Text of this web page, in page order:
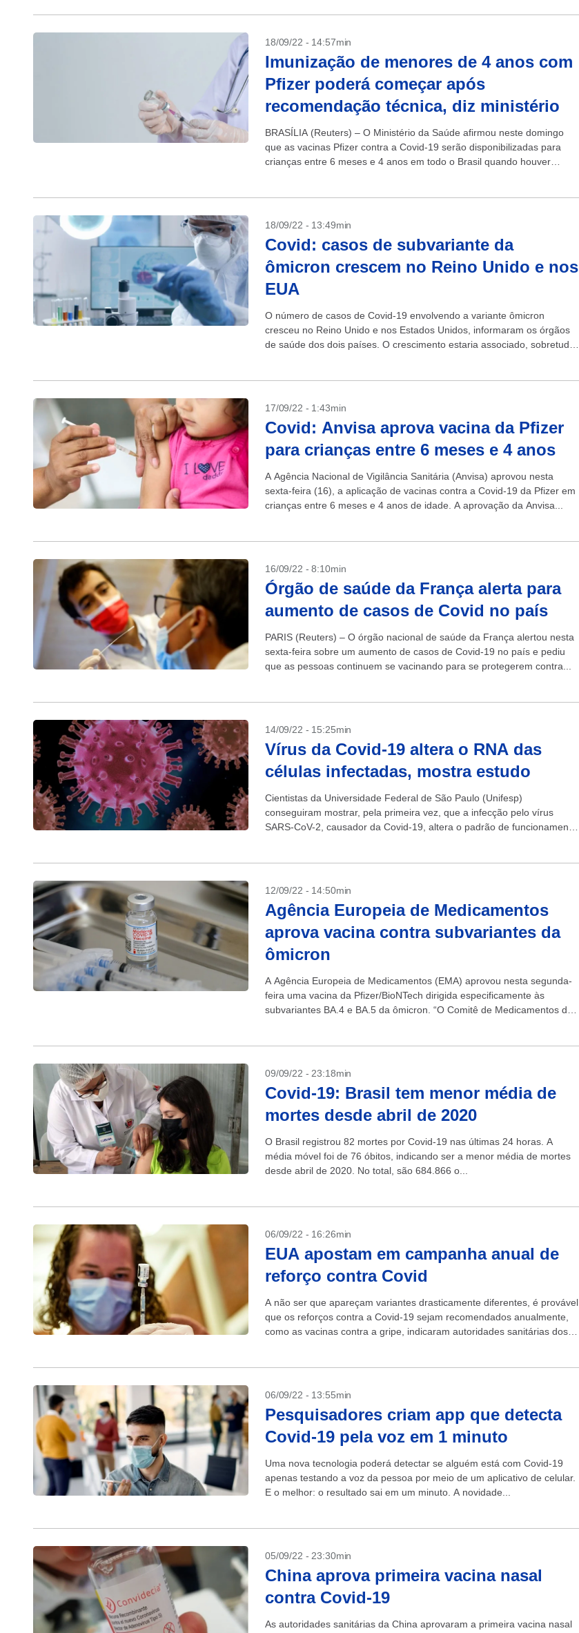
18/09/22 - 14:57min
Imunização de menores de 4 anos com
Pfizer poderá começar após
recomendação técnica, diz ministério
BRASÍLIA (Reuters) – O Ministério da Saúde afirmou neste domingo
que as vacinas Pfizer contra a Covid-19 serão disponibilizadas para
crianças entre 6 meses e 4 anos em todo o Brasil quando houver
18/09/22 - 13:49min
Covid: casos de subvariante da
ômicron crescem no Reino Unido e nos
EUA
O número de casos de Covid-19 envolvendo a variante ômicron
cresceu no Reino Unido e nos Estados Unidos, informaram os órgãos
de saúde dos dois países. O crescimento estaria associado, sobretudo,
17/09/22 - 1:43min
Covid: Anvisa aprova vacina da Pfizer
para crianças entre 6 meses e 4 anos
A Agência Nacional de Vigilância Sanitária (Anvisa) aprovou nesta
sexta-feira (16), a aplicação de vacinas contra a Covid-19 da Pfizer em
crianças entre 6 meses e 4 anos de idade. A aprovação da Anvisa...
16/09/22 - 8:10min
Órgão de saúde da França alerta para
aumento de casos de Covid no país
PARIS (Reuters) – O órgão nacional de saúde da França alertou nesta
sexta-feira sobre um aumento de casos de Covid-19 no país e pediu
que as pessoas continuem se vacinando para se protegerem contra...
14/09/22 - 15:25min
Vírus da Covid-19 altera o RNA das
células infectadas, mostra estudo
Cientistas da Universidade Federal de São Paulo (Unifesp)
conseguiram mostrar, pela primeira vez, que a infecção pelo vírus
SARS-CoV-2, causador da Covid-19, altera o padrão de funcionamento
12/09/22 - 14:50min
Agência Europeia de Medicamentos
aprova vacina contra subvariantes da
ômicron
A Agência Europeia de Medicamentos (EMA) aprovou nesta segunda-
feira uma vacina da Pfizer/BioNTech dirigida especificamente às
subvariantes BA.4 e BA.5 da ômicron. “O Comitê de Medicamentos de
09/09/22 - 23:18min
Covid-19: Brasil tem menor média de
mortes desde abril de 2020
O Brasil registrou 82 mortes por Covid-19 nas últimas 24 horas. A
média móvel foi de 76 óbitos, indicando ser a menor média de mortes
desde abril de 2020. No total, são 684.866 o...
06/09/22 - 16:26min
EUA apostam em campanha anual de
reforço contra Covid
A não ser que apareçam variantes drasticamente diferentes, é provável
que os reforços contra a Covid-19 sejam recomendados anualmente,
como as vacinas contra a gripe, indicaram autoridades sanitárias dos
06/09/22 - 13:55min
Pesquisadores criam app que detecta
Covid-19 pela voz em 1 minuto
Uma nova tecnologia poderá detectar se alguém está com Covid-19
apenas testando a voz da pessoa por meio de um aplicativo de celular.
E o melhor: o resultado sai em um minuto. A novidade...
05/09/22 - 23:30min
China aprova primeira vacina nasal
contra Covid-19
As autoridades sanitárias da China aprovaram a primeira vacina nasal